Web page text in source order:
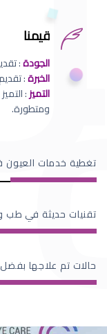
قيمنا
الجودة:
الخبرة:
التميز:
ومتطورة.
تغطية خدمات
تقنيات حديثة في طب
حالات تم علاجها بفضل